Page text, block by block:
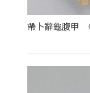
帶卜辭龜腹甲